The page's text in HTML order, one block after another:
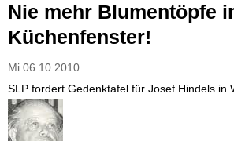
Nie mehr Blumentöpfe
Küchenfenster!
Mi 06.10.2010
SLP fordert Gedenktafel für Josef Hindels in